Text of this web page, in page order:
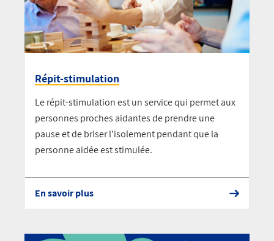
Répit-stimulation
Le répit-stimulation est un service qui permet aux
personnes proches aidantes de prendre une
pause et de briser l'isolement pendant que la
personne aidée est stimulée.
En savoir plus